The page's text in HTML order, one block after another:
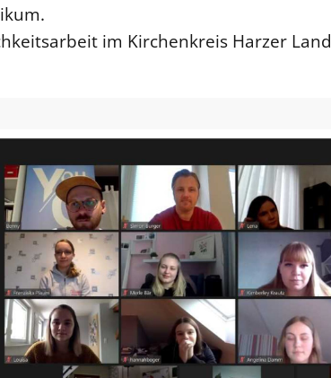
im Kirchenkreis Harzer Land